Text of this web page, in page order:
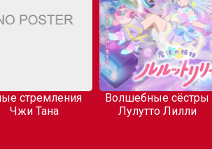
стремления
Чжи Тана
Волшебные сёстры
Лулутто Лилли